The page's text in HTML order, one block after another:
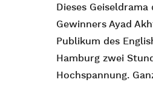
Dieses
Gewinners Ayad
Publikum des
Hamburg zwei
Hochspannung.